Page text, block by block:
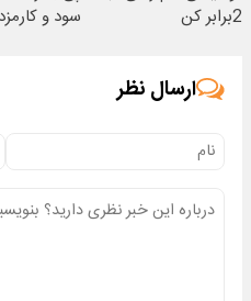
2برابر کن
سود و
ارسال نظر